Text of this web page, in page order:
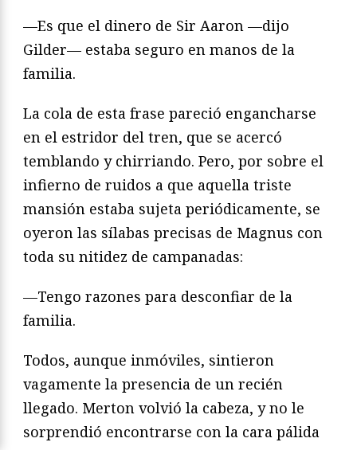
—Es que el dinero de Sir Aaron —dijo
Gilder— estaba seguro en manos de la
familia.
La cola de esta frase pareció engancharse
en el estridor del tren, que se acercó
temblando y chirriando. Pero, por sobre el
infierno de ruidos a que aquella triste
mansión estaba sujeta periódicamente, se
oyeron las sílabas precisas de Magnus con
toda su nitidez de campanadas:
—Tengo razones para desconfiar de la
familia.
Todos, aunque inmóviles, sintieron
vagamente la presencia de un recién
llegado. Merton volvió la cabeza, y no le
sorprendió encontrarse con la cara pálida